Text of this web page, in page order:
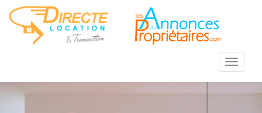
::Menu::